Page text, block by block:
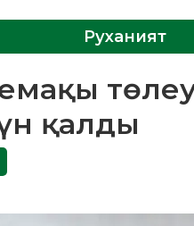
Руханият
қалды